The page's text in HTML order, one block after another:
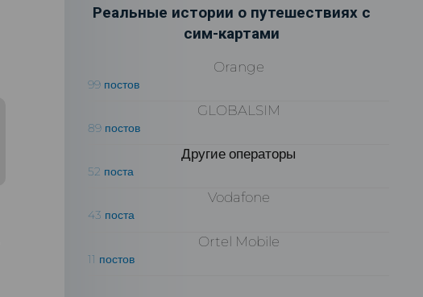
Реальные истории о путешествиях с
сим-картами
Orange
99 постов
GLOBALSIM
89 постов
Другие операторы
52 поста
Vodafone
43 поста
Ortel Mobile
11 постов